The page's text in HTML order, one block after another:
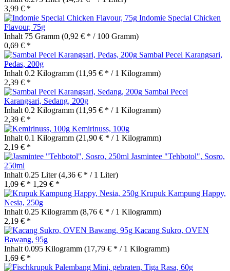
3,99 € *
Indomie Special Chicken
Flavour, 75g
Inhalt 75 Gramm (0,92 € * / 100 Gramm)
0,69 € *
Sambal Pecel Karangsari,
Pedas, 200g
Inhalt 0.2 Kilogramm (11,95 € * / 1 Kilogramm)
2,39 € *
Sambal Pecel
Karangsari, Sedang, 200g
Inhalt 0.2 Kilogramm (11,95 € * / 1 Kilogramm)
2,39 € *
Kemirinuss, 100g
Inhalt 0.1 Kilogramm (21,90 € * / 1 Kilogramm)
2,19 € *
Jasmintee "Tehbotol", Sosro,
250ml
Inhalt 0.25 Liter(4,36 € * / 1 Liter)
1,09 € * 1,29 € *
Krupuk Kampung Happy,
Nesia, 250g
Inhalt 0.25 Kilogramm (8,76 € * / 1 Kilogramm)
2,19 € *
Kacang Sukro, OVEN
Bawang, 95g
Inhalt 0.095 Kilogramm (17,79 € * / 1 Kilogramm)
1,69 € *